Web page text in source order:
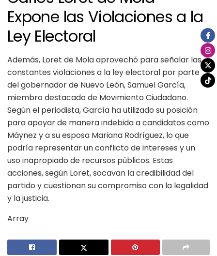
Expone las Violaciones a la
Ley Electoral
Además, Loret de Mola aprovechó para señalar las
constantes violaciones a la ley electoral por parte
del gobernador de Nuevo León, Samuel García,
miembro destacado de Movimiento Ciudadano.
Según el periodista, García ha utilizado su posición
para apoyar de manera indebida a candidatos como
Máynez y a su esposa Mariana Rodríguez, lo que
podría representar un conflicto de intereses y un
uso inapropiado de recursos públicos. Estas
acciones, según Loret, socavan la credibilidad del
partido y cuestionan su compromiso con la legalidad
y la justicia.
Array